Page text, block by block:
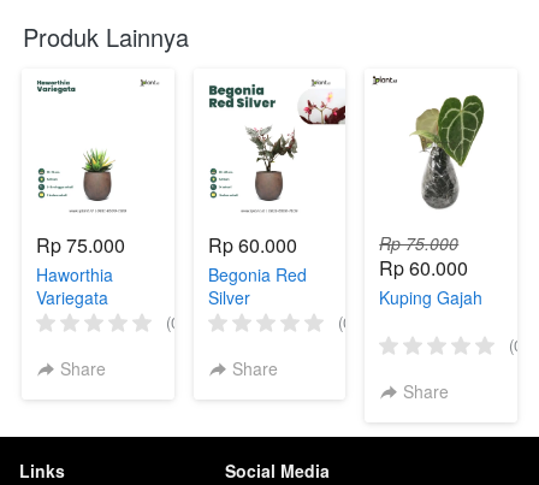
Produk Lainnya
Rp 75.000
Haworthia
Variegata
(0)
Share
Rp 60.000
Begonia Red
Silver
(0)
Share
Rp 75.000
Rp 60.000
Kuping Gajah
(0)
Share
Links Social Media